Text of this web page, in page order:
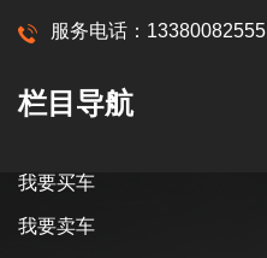
服务电话：13380082555
栏目导航
我要买车
我要卖车